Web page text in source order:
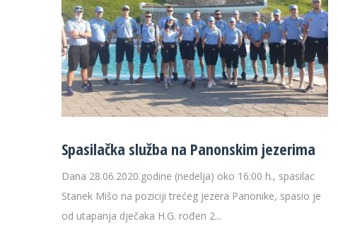
Spasilačka služba na Panonskim jezerima
Dana 28.06.2020.godine (nedelja) oko 16:00 h., spasilac
Stanek Mišo na poziciji trećeg jezera Panonike, spasio je
od utapanja dječaka H.G. rođen 2...